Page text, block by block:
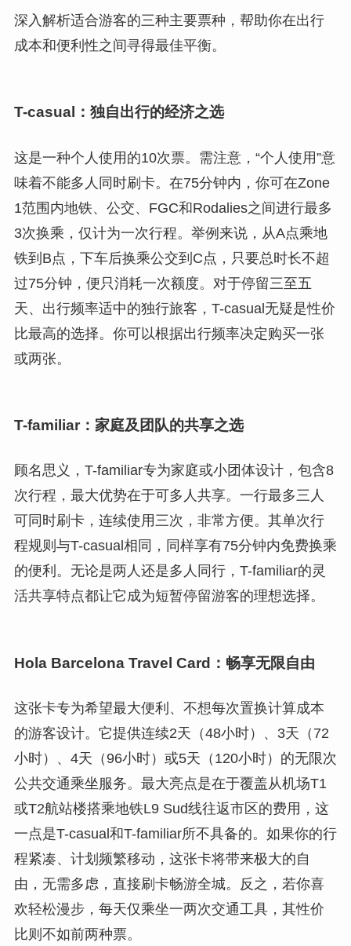
深入解析适合游客的三种主要票种，帮助你在出行
成本和便利性之间寻得最佳平衡。
T-casual：独自出行的经济之选
这是一种个人使用的10次票。需注意，“个人使用”意
味着不能多人同时刷卡。在75分钟内，你可在Zone
1范围内地铁、公交、FGC和Rodalies之间进行最多
3次换乘，仅计为一次行程。举例来说，从A点乘地
铁到B点，下车后换乘公交到C点，只要总时长不超
过75分钟，便只消耗一次额度。对于停留三至五
天、出行频率适中的独行旅客，T-casual无疑是性价
比最高的选择。你可以根据出行频率决定购买一张
或两张。
T-familiar：家庭及团队的共享之选
顾名思义，T-familiar专为家庭或小团体设计，包含8
次行程，最大优势在于可多人共享。一行最多三人
可同时刷卡，连续使用三次，非常方便。其单次行
程规则与T-casual相同，同样享有75分钟内免费换乘
的便利。无论是两人还是多人同行，T-familiar的灵
活共享特点都让它成为短暂停留游客的理想选择。
Hola Barcelona Travel Card：畅享无限自由
这张卡专为希望最大便利、不想每次置换计算成本
的游客设计。它提供连续2天（48小时）、3天（72
小时）、4天（96小时）或5天（120小时）的无限次
公共交通乘坐服务。最大亮点是在于覆盖从机场T1
或T2航站楼搭乘地铁L9 Sud线往返市区的费用，这
一点是T-casual和T-familiar所不具备的。如果你的行
程紧凑、计划频繁移动，这张卡将带来极大的自
由，无需多虑，直接刷卡畅游全城。反之，若你喜
欢轻松漫步，每天仅乘坐一两次交通工具，其性价
比则不如前两种票。